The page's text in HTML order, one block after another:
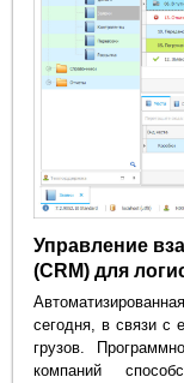
Управление
(CRM) для
сегодня, в связи с
грузов.
компаний